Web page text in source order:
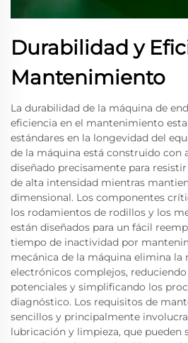
Durabilidad y
Mantenimiento
La durabilidad de la máquina de
eficiencia en el mantenimiento
estándares en la longevidad del
de la máquina está construido con
diseñado precisamente para
de alta intensidad mientras
dimensional. Los componentes
los rodamientos de rodillos y los
están diseñados para un fácil
tiempo de inactividad por
mecánica de la máquina elimina la
electrónicos complejos,
potenciales y simplificando los
diagnóstico. Los requisitos de
sencillos y principalmente
lubricación y limpieza, que pueden